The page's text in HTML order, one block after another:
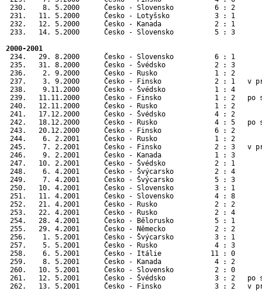
230.    8. 5.2000      Česko - Slovensko
231.   11. 5.2000      Česko - Lotyšsko
232.   12. 5.2000      Česko - Kanada
233.   14. 5.2000      Česko - Slovensko
2000-2001
234.   29. 8.2000      Česko - Slovensko          6 : 1
235.   31. 8.2000      Česko - Švédsko            2 : 3
236.    2. 9.2000      Česko - Rusko              1 : 2
237.    3. 9.2000      Česko - Finsko             2 : 1   v
238.    9.11.2000      Česko - Švédsko            1 : 4
239.   11.11.2000      Česko - Finsko             1 : 2   po
240.   12.11.2000      Česko - Rusko              1 : 2
241.   17.12.2000      Česko - Švédsko            4 : 2
242.   18.12.2000      Česko - Rusko              4 : 5   po
243.   20.12.2000      Česko - Finsko             6 : 2
244.    6. 2.2001      Česko - Rusko              1 : 2
245.    7. 2.2001      Česko - Finsko             2 : 3   v
246.    9. 2.2001      Česko - Kanada             1 : 3
247.   10. 2.2001      Česko - Švédsko            2 : 1
248.    6. 4.2001      Česko - Švýcarsko          2 : 4
249.    7. 4.2001      Česko - Švýcarsko          5 : 3
250.   10. 4.2001      Česko - Slovensko          3 : 1
251.   11. 4.2001      Česko - Slovensko          4 : 8
252.   21. 4.2001      Česko - Rusko              2 : 2
253.   22. 4.2001      Česko - Rusko              2 : 4
254.   28. 4.2001      Česko - Bělorusko
255.   29. 4.2001      Česko - Německo
256.    1. 5.2001      Česko - Švýcarsko
257.    5. 5.2001      Česko - Rusko
258.    6. 5.2001      Česko - Itálie
259.    8. 5.2001      Česko - Kanada
260.   10. 5.2001      Česko - Slovensko
261.   12. 5.2001      Česko - Švédsko            3 : 2
262.   13. 5.2001      Česko - Finsko             3 : 2   v